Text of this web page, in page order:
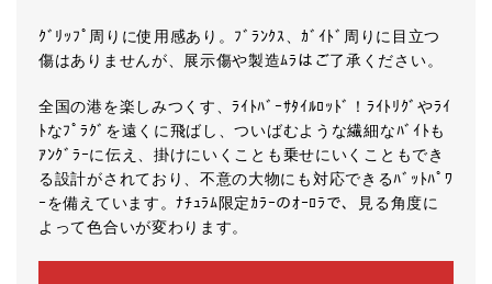
ｸﾞﾘｯﾌﾟ周りに使用感あり。ﾌﾞﾗﾝｸｽ、ｶﾞｲﾄﾞ周りに目立つ
傷はありませんが、展示傷や製造ﾑﾗはご了承ください。
全国の港を楽しみつくす、ﾗｲﾄﾊﾞｰｻﾀｲﾙﾛｯﾄﾞ！ﾗｲﾄﾘｸﾞやﾗｲ
ﾄなﾌﾟﾗｸﾞを遠くに飛ばし、ついばむような繊細なﾊﾞｲﾄも
ｱﾝｸﾞﾗｰに伝え、掛けにいくことも乗せにいくこともでき
る設計がされており、不意の大物にも対応できるﾊﾞｯﾄﾊﾟﾜ
ｰを備えています。ﾅﾁｭﾗﾑ限定ｶﾗｰのｵｰﾛﾗで、見る角度に
よって色合いが変わります。